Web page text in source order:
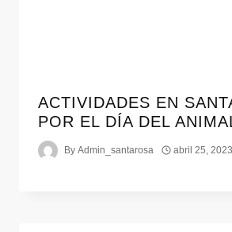
ACTIVIDADES EN
POR EL DÍA DEL
By Admin_santarosa abril 25, 2023